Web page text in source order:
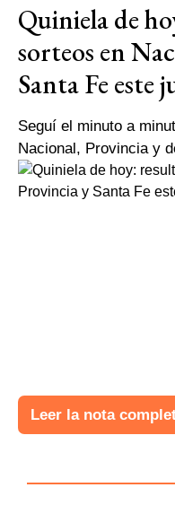
Quiniela de
sorteos en
Santa Fe este
Seguí el minuto a
Nacional, Provincia y
Leer la nota